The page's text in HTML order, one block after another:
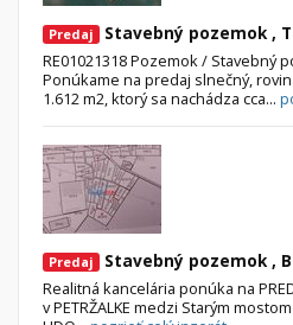
Predaj Stavebný pozemok ,
RE01021318 Pozemok / Stavebný
Ponúkame na predaj slnečný,
1.612 m2, ktorý sa nachádza cca...
Predaj Stavebný pozemok ,
Realitná kancelária ponúka na
v PETRŽALKE medzi Starým